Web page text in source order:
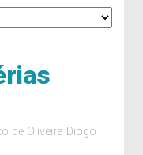
de Oliveira Diogo